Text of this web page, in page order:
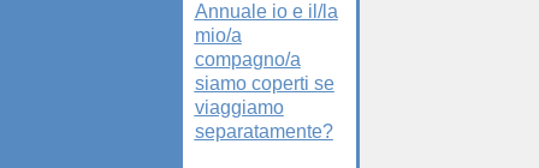
Annuale io e il/la
mio/a
compagno/a
siamo coperti se
viaggiamo
separatamente?